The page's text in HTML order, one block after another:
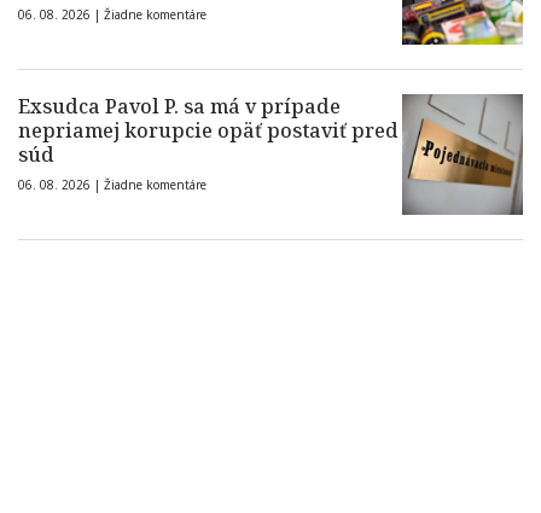
06. 08. 2026 | Žiadne komentáre
Exsudca Pavol P. sa má v prípade
nepriamej korupcie opäť postaviť pred
súd
06. 08. 2026 | Žiadne komentáre